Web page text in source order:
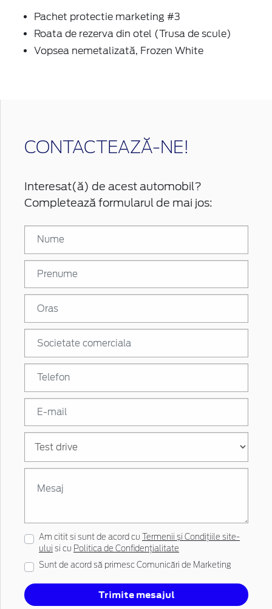
Pachet protectie marketing #3
Roata de rezerva din otel (Trusa de scule)
Vopsea nemetalizată, Frozen White
CONTACTEAZĂ-NE!
Interesat(ă) de acest automobil?
Completează formularul de mai jos:
Am citit si sunt de acord cu
Termenii și Condițiile site-
ului si cu Politica de Confidențialitate
Sunt de acord să primesc Comunicări de Marketing
Trimite mesajul